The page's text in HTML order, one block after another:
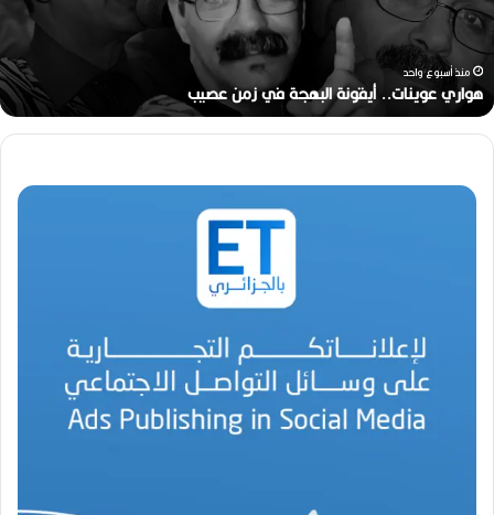
م
خ
ج
ا
ل
د
م
د
ا
ل
أ
م
ي
منذ أسبوعين
رحيل المخرج القدير محمد الأمين مرباح (1946-2026)